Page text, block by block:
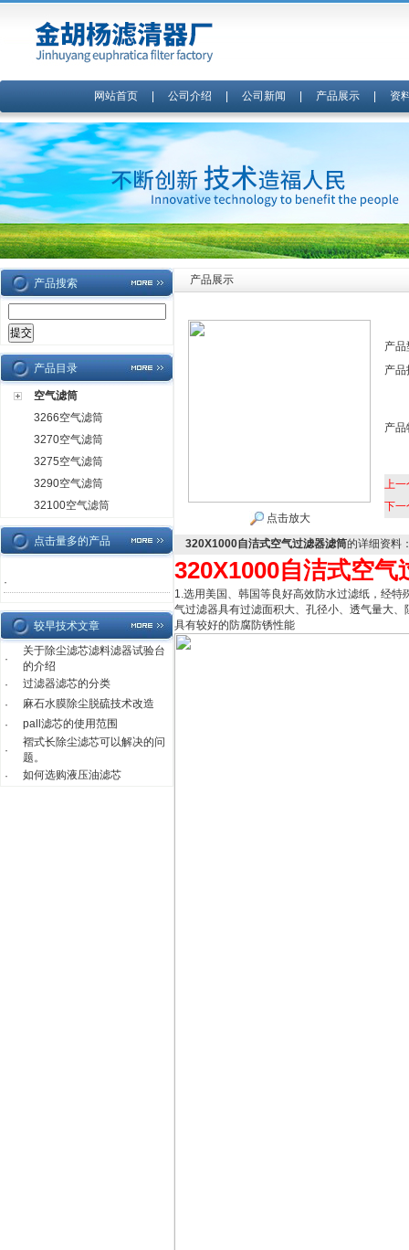
网站首页| 公司介绍 公司新闻 产品展示| 资
产品搜索
产品目录
空气滤筒
3266空气滤筒
3270空气滤筒
3275空气滤筒
3290空气滤筒
32100空气滤筒
点击量多的产品
·
较早技术文章
·
关于除尘滤芯滤料滤器试验台
的介绍
·
过滤器滤芯的分类
·
麻石水膜除尘脱硫技术改造
·
pall滤芯的使用范围
·
褶式长除尘滤芯可以解决的问
题。
·
如何选购液压油滤芯
产品展示
点击放大
产品
产品
产品
上一
下一
320X1000自洁式空气过滤器滤筒的详细资料
320X1000自洁式空气
1.选用美国、韩国等良好高效防水过滤纸，经
气过滤器具有过滤面积大、孔径小、
具有较好的防